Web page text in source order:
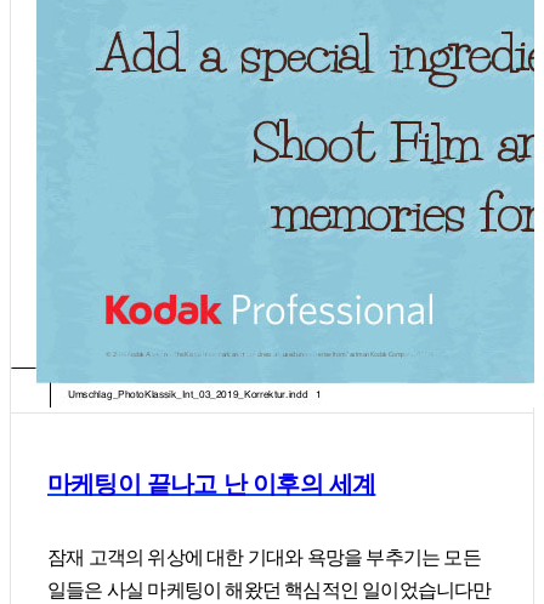
마케팅이 끝나고 난 이후의 세계
잠재 고객의 위상에 대한 기대와 욕망을 부추기는 모든
일들은 사실 마케팅이 해왔던 핵심적인 일이었습니다만